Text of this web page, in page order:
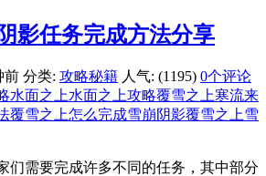
影任务完成方法分享
前 分类: 攻略秘籍 人气: (1195) 0个评论
水面之上水面之上攻略覆雪之上寒流来
覆雪之上怎么完成雪崩阴影覆雪之上雪
们需要完成许多不同的任务，其中部分